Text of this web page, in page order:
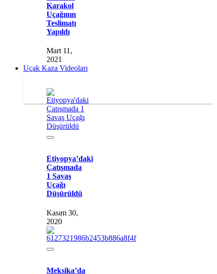
Karakol
Uçağının
Teslimatı
Yapıldı
Mart 11,
2021
Uçak Kaza Videoları
Etiyopya’daki
Çatışmada
1 Savaş
Uçağı
Düşürüldü
Kasım 30,
2020
Meksika’da